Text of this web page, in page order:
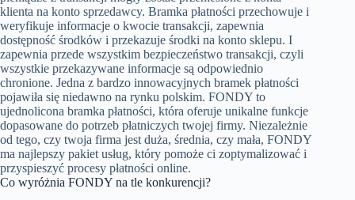
klienta na konto sprzedawcy. Bramka płatności przechowuje i
weryfikuje informacje o kwocie transakcji, zapewnia
dostępność środków i przekazuje środki na konto sklepu. I
zapewnia przede wszystkim bezpieczeństwo transakcji, czyli
wszystkie przekazywane informacje są odpowiednio
chronione. Jedna z bardzo innowacyjnych bramek płatności
pojawiła się niedawno na rynku polskim. FONDY to
ujednolicona bramka płatności, która oferuje unikalne funkcje
dopasowane do potrzeb płatniczych twojej firmy. Niezależnie
od tego, czy twoja firma jest duża, średnia, czy mała, FONDY
ma najlepszy pakiet usług, który pomoże ci zoptymalizować i
przyspieszyć procesy płatności online.
Co wyróżnia FONDY na tle konkurencji?